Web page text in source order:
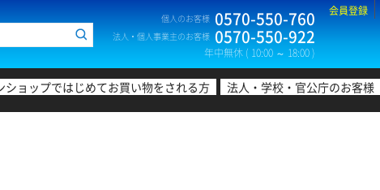
個人のお客様 0570-550-760
法人・個人事業主のお客様 0570-550-922
年中無休 ( 10:00 ～ 18:00 )
会員登録
ショップではじめてお買い物をされる方 法人・学校・官公庁のお客様